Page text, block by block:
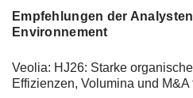
Empfehlungen der
Environnement
Veolia: HJ26: Starke
Effizienzen, Volumina und